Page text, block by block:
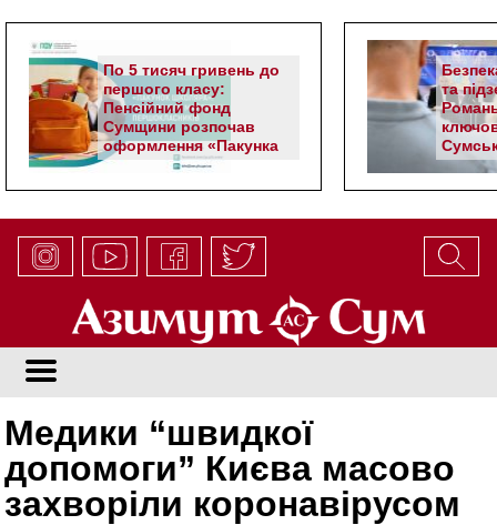
По 5 тисяч гривень до
першого класу:
Пенсійний фонд
Сумщини розпочав
оформлення «Пакунка
школяра»
та
Медики “швидкої
допомоги” Києва масово
захворіли коронавірусом